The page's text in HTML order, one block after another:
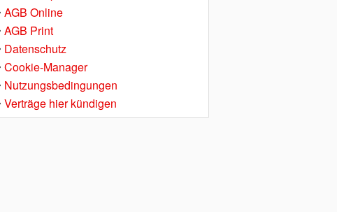
AGB Online
AGB Print
Datenschutz
Cookie-Manager
Nutzungsbedingungen
Verträge hier kündigen